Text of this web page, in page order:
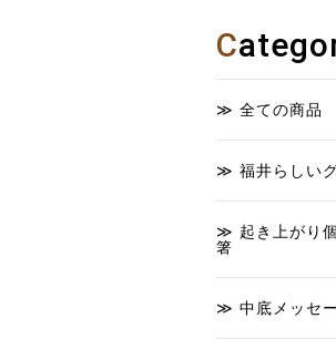
C
全ての商品
福井らしい
起き上がり
箸
中底メッセ